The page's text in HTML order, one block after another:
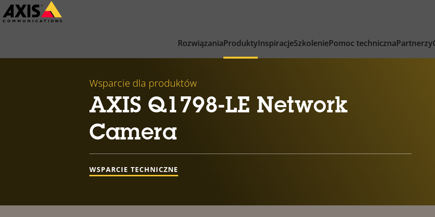
Przejdź
do
RozwiązaniaProduktyInspiracjeSzkoleniePomoc technicznaPartnerzy
Wsparcie dla produktów
AXIS Q1798-LE Network
Camera
WSPARCIE TECHNICZNE